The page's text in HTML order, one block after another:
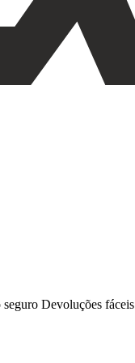
seguro Devoluções fáceis